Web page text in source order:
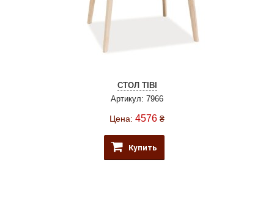
СТОЛ TIBI
Артикул: 7966
Цена: 4576 ₴
Купить